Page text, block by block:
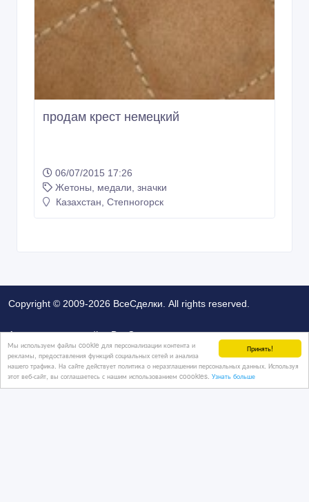
Принять!
Мы используем файлы cookie для персонализации контента и
рекламы, предоставления функций социальных сетей и анализа
нашего трафика. На сайте действует политика о неразглашении персональных данных. Используя
этот веб-сайт, вы соглашаетесь с нашим использованием coookies. Узнать больше
Copyright © 2009-2026 ВсеСделки. All rights reserved.
Администрация сайта ВсеСделки не несет ответственность за
содержание размещенных объявлений.
Мы ценим конфиденциальность наших пользователей. Мы не
передаем и не продаем личную информацию
зарегистрированных пользователей ВсеСделки третим лицам.
Advertising Network. Чтобы узнать подробней о правилах
конфиденциальности Googleнажмите тут